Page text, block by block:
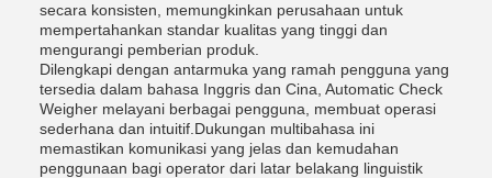
secara konsisten, memungkinkan perusahaan untuk
mempertahankan standar kualitas yang tinggi dan
mengurangi pemberian produk.
Dilengkapi dengan antarmuka yang ramah pengguna yang
tersedia dalam bahasa Inggris dan Cina, Automatic Check
Weigher melayani berbagai pengguna, membuat operasi
sederhana dan intuitif.Dukungan multibahasa ini
memastikan komunikasi yang jelas dan kemudahan
penggunaan bagi operator dari latar belakang linguistik